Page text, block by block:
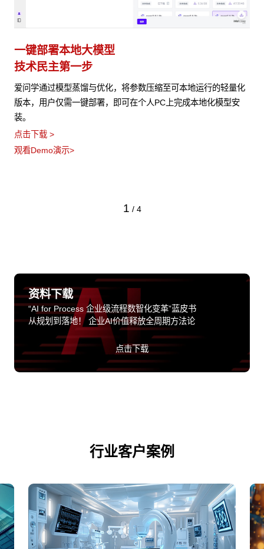
一键部署本地大模型
技术民主第一步
爱问学通过模型蒸馏与优化，将参数压缩至可本地运行的轻量化
版本，用户仅需一键部署，即可在个人PC上完成本地化模型安
装。
点击下载 >
观看Demo演示>
1 / 4
资料下载
“AI for Process 企业级流程数智化变革”蓝皮书
从规划到落地！ 企业AI价值释放全周期方法论
点击下载
行业客户案例